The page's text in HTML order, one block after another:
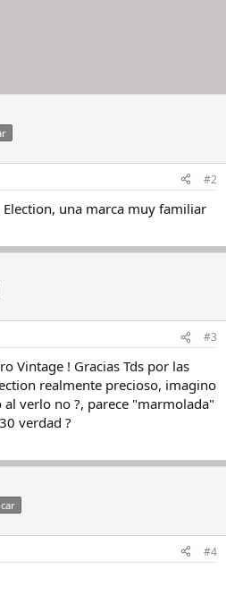
#2
una marca muy familiar
#3
Vintage ! Gracias Tds por las
realmente precioso, imagino
verlo no ?, parece "marmolada"
verdad ?
#4